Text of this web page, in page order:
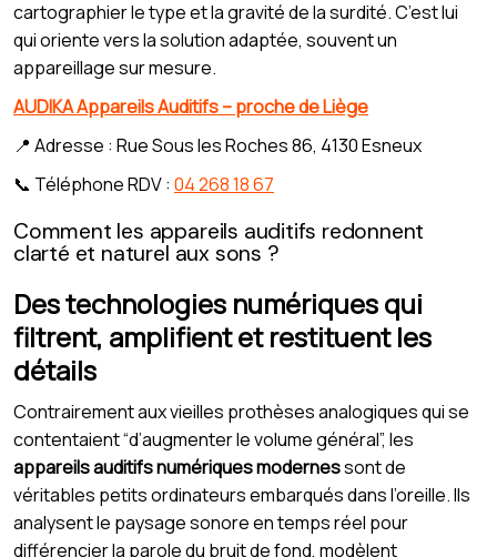
cartographier le type et la gravité de la surdité. C’est lui
qui oriente vers la solution adaptée, souvent un
appareillage sur mesure.
AUDIKA Appareils Auditifs – proche de Liège
📍 Adresse : Rue Sous les Roches 86, 4130 Esneux
📞 Téléphone RDV : 04 268 18 67
Comment les appareils auditifs redonnent
clarté et naturel aux sons ?
Des technologies numériques qui
filtrent, amplifient et restituent les
détails
Contrairement aux vieilles prothèses analogiques qui se
contentaient “d’augmenter le volume général”, les
appareils auditifs numériques modernessont de
véritables petits ordinateurs embarqués dans l’oreille. Ils
analysent le paysage sonore en temps réel pour
différencier la parole du bruit de fond, modèlent